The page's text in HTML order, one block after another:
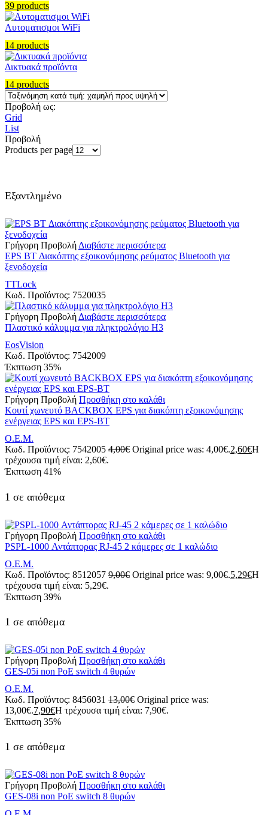
39 products
Αυτοματισμοι WiFi
14 products
Δικτυακά προϊόντα
14 products
Προβολή ως:
Grid
List
Προβολή
Products per page
Εξαντλημένο
Γρήγορη Προβολή Διαβάστε περισσότερα
EPS BT Διακόπτης εξοικονόμησης ρεύματος Bluetooth για
ξενοδοχεία
TTLock
Κωδ. Προϊόντος: 7520035
Γρήγορη Προβολή Διαβάστε περισσότερα
Πλαστικό κάλυμμα για πληκτρολόγιο Η3
EosVision
Κωδ. Προϊόντος: 7542009
Έκπτωση 35%
Γρήγορη Προβολή Προσθήκη στο καλάθι
Koυτί χωνευτό ΒΑCKBOX EPS για διακόπτη εξοικονόμησης
ενέργειας EPS και EPS-BT
Ο.Ε.Μ.
Κωδ. Προϊόντος: 7542005 4,00€ Original price was: 4,00€.2,60€Η
τρέχουσα τιμή είναι: 2,60€.
Έκπτωση 41%
1 σε απόθεμα
Γρήγορη Προβολή Προσθήκη στο καλάθι
PSPL-1000 Αντάπτορας RJ-45 2 κάμερες σε 1 καλώδιο
Ο.Ε.Μ.
Κωδ. Προϊόντος: 8512057 9,00€ Original price was: 9,00€.5,29€Η
τρέχουσα τιμή είναι: 5,29€.
Έκπτωση 39%
1 σε απόθεμα
Γρήγορη Προβολή Προσθήκη στο καλάθι
GES-05i non PoE switch 4 θυρών
Ο.Ε.Μ.
Κωδ. Προϊόντος: 8456031 13,00€ Original price was:
13,00€.7,90€Η τρέχουσα τιμή είναι: 7,90€.
Έκπτωση 35%
1 σε απόθεμα
Γρήγορη Προβολή Προσθήκη στο καλάθι
GES-08i non PoE switch 8 θυρών